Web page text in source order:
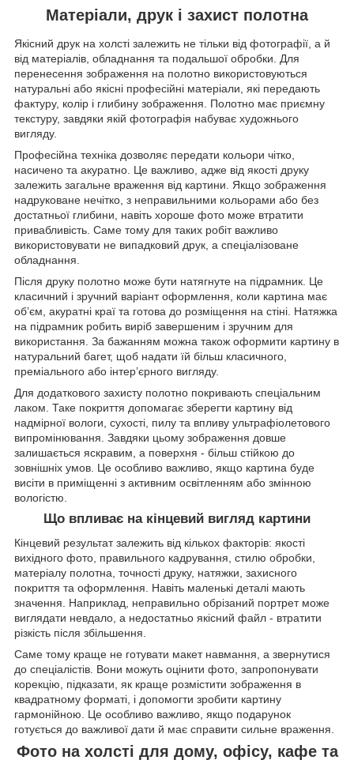
Матеріали, друк і захист полотна
Якісний друк на холсті залежить не тільки від фотографії, а й
від матеріалів, обладнання та подальшої обробки. Для
перенесення зображення на полотно використовуються
натуральні або якісні професійні матеріали, які передають
фактуру, колір і глибину зображення. Полотно має приємну
текстуру, завдяки якій фотографія набуває художнього
вигляду.
Професійна техніка дозволяє передати кольори чітко,
насичено та акуратно. Це важливо, адже від якості друку
залежить загальне враження від картини. Якщо зображення
надруковане нечітко, з неправильними кольорами або без
достатньої глибини, навіть хороше фото може втратити
привабливість. Саме тому для таких робіт важливо
використовувати не випадковий друк, а спеціалізоване
обладнання.
Після друку полотно може бути натягнуте на підрамник. Це
класичний і зручний варіант оформлення, коли картина має
об’єм, акуратні краї та готова до розміщення на стіні. Натяжка
на підрамник робить виріб завершеним і зручним для
використання. За бажанням можна також оформити картину в
натуральний багет, щоб надати їй більш класичного,
преміального або інтер’єрного вигляду.
Для додаткового захисту полотно покривають спеціальним
лаком. Таке покриття допомагає зберегти картину від
надмірної вологи, сухості, пилу та впливу ультрафіолетового
випромінювання. Завдяки цьому зображення довше
залишається яскравим, а поверхня - більш стійкою до
зовнішніх умов. Це особливо важливо, якщо картина буде
висіти в приміщенні з активним освітленням або змінною
вологістю.
Що впливає на кінцевий вигляд картини
Кінцевий результат залежить від кількох факторів: якості
вихідного фото, правильного кадрування, стилю обробки,
матеріалу полотна, точності друку, натяжки, захисного
покриття та оформлення. Навіть маленькі деталі мають
значення. Наприклад, неправильно обрізаний портрет може
виглядати невдало, а недостатньо якісний файл - втратити
різкість після збільшення.
Саме тому краще не готувати макет навмання, а звернутися
до спеціалістів. Вони можуть оцінити фото, запропонувати
корекцію, підказати, як краще розмістити зображення в
квадратному форматі, і допомогти зробити картину
гармонійною. Це особливо важливо, якщо подарунок
готується до важливої дати й має справити сильне враження.
Фото на холсті для дому, офісу, кафе та